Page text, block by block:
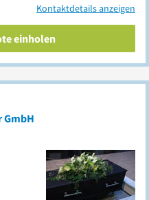
Kontaktdetails anzeigen
einholen